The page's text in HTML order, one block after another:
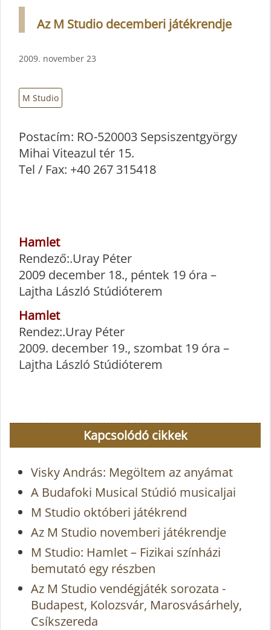
Az M Studio decemberi játékrendje
2009. november 23
M Studio
Postacím: RO-520003 Sepsiszentgyörgy
Mihai Viteazul tér 15.
Tel / Fax: +40 267 315418
Hamlet
Rendező:.Uray Péter
2009 december 18., péntek 19 óra –
Lajtha László Stúdióterem
Hamlet
Rendez:.Uray Péter
2009. december 19., szombat 19 óra –
Lajtha László Stúdióterem
Kapcsolódó cikkek
Visky András: Megöltem az anyámat
A Budafoki Musical Stúdió musicaljai
M Studio októberi játékrend
Az M Studio novemberi játékrendje
M Studio: Hamlet – Fizikai színházi
bemutató egy részben
Az M Studio vendégjáték sorozata -
Budapest, Kolozsvár, Marosvásárhely,
Csíkszereda